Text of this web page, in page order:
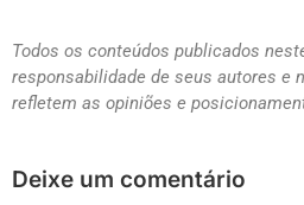
Todos os conteúdos publicados
responsabilidade de seus autores e
refletem as opiniões e
Deixe um comentário